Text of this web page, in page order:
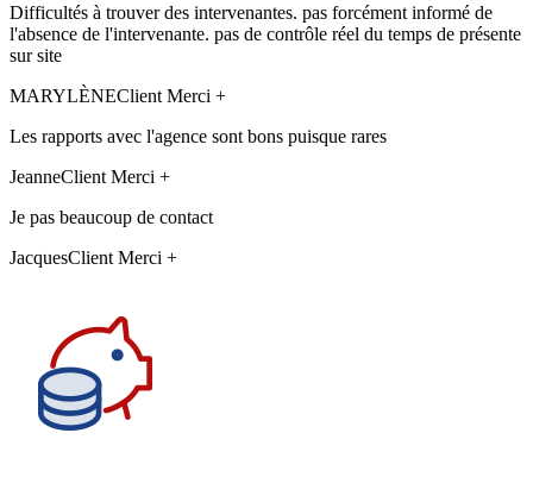
Difficultés à trouver des intervenantes. pas forcément informé de
l'absence de l'intervenante. pas de contrôle réel du temps de présente
sur site
MARYLÈNEClient Merci +
Les rapports avec l'agence sont bons puisque rares
JeanneClient Merci +
Je pas beaucoup de contact
JacquesClient Merci +